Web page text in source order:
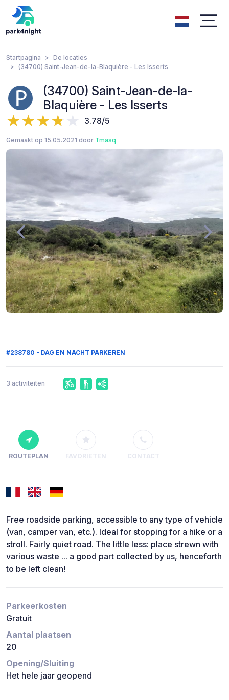
Startpagina
De locaties
(34700) Saint-Jean-de-la-Blaquière - Les Isserts
(34700) Saint-Jean-de-la-
Blaquière - Les Isserts
3.78/5
Gemaakt op 15.05.2021 door Tmasq
#238780 - DAG EN NACHT PARKEREN
3 activiteiten
ROUTEPLAN FAVORIETEN CONTACT
Free roadside parking, accessible to any type of vehicle
(van, camper van, etc.). Ideal for stopping for a hike or a
stroll. Fairly quiet road. The little less: place strewn with
various waste ... a good part collected by us, henceforth
to be left clean!
Parkeerkosten
Gratuit
Aantal plaatsen
20
Opening/Sluiting
Het hele jaar geopend